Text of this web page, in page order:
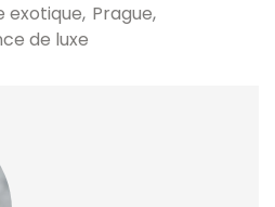
exotique Prague
de luxe